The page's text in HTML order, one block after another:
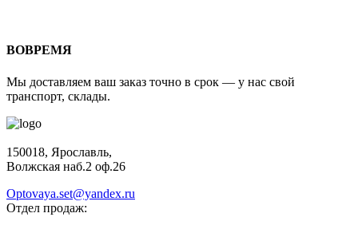
ВОВРЕМЯ
Мы доставляем ваш заказ точно в срок — у нас свой
транспорт, склады.
150018, Ярославль,
Волжская наб.2 оф.26
Optovaya.set@yandex.ru
Отдел продаж: